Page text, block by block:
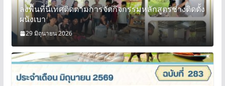
ลงพื้นที่นิเทศติดตามการจัดกิจกรรมหลักสูตรช่างติดตั้ง
ผนังเบา
29 มิถุนายน 2026